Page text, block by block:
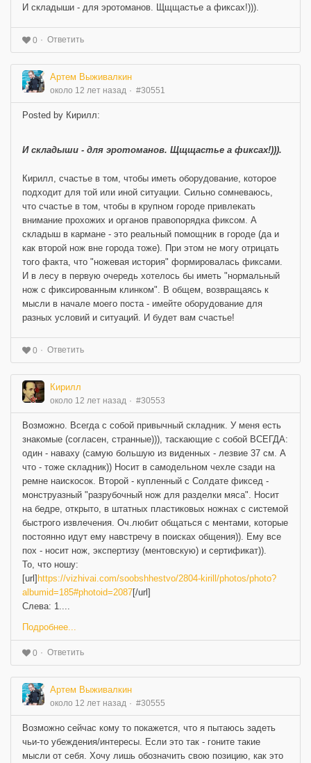
И складыши - для эротоманов. Щщщастье а фиксах!))).
0 Ответить
Артем Выживалкин
около 12 лет назад #30551
Posted by Кирилл:
И складыши - для эротоманов. Щщщастье а фиксах!))).
Кирилл, счастье в том, чтобы иметь оборудование, которое
подходит для той или иной ситуации. Сильно сомневаюсь,
что счастье в том, чтобы в крупном городе привлекать
внимание прохожих и органов правопорядка фиксом. А
складыш в кармане - это реальный помощник в городе (да и
как второй нож вне города тоже). При этом не могу отрицать
того факта, что "ножевая история" формировалась фиксами.
И в лесу в первую очередь хотелось бы иметь "нормальный
нож с фиксированным клинком". В общем, возвращаясь к
мысли в начале моего поста - имейте оборудование для
разных условий и ситуаций. И будет вам счастье!
0 Ответить
Кирилл
около 12 лет назад #30553
Возможно. Всегда с собой привычный складник. У меня есть
знакомые (согласен, странные))), таскающие с собой ВСЕГДА:
один - наваху (самую большую из виденных - лезвие 37 см. А
что - тоже складник)) Носит в самодельном чехле сзади на
ремне наискосок. Второй - купленный с Солдате фиксед -
монструазный "разрубочный нож для разделки мяса". Носит
на бедре, открыто, в штатных пластиковых ножнах с системой
быстрого извлечения. Оч.любит общаться с ментами, которые
постоянно идут ему навстречу в поисках общения)). Ему все
пох - носит нож, экспертизу (ментовскую) и сертификат)).
То, что ношу:
[url]https://vizhivai.com/soobshhestvo/2804-kirill/photos/photo?
albumid=185#photoid=2087[/url]
Слева: 1....
Подробнее...
0 Ответить
Артем Выживалкин
около 12 лет назад #30555
Возможно сейчас кому то покажется, что я пытаюсь задеть
чьи-то убеждения/интересы. Если это так - гоните такие
мысли от себя. Хочу лишь обозначить свою позицию, как это